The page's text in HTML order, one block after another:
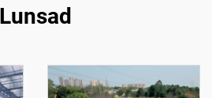
Lunsad